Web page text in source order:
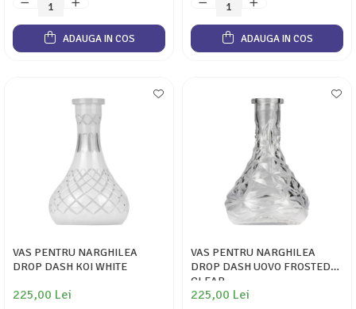
ADAUGA IN COS ADAUGA IN COS
VAS PENTRU NARGHILEA
DROP DASH KOI WHITE
225,00 Lei
VAS PENTRU NARGHILEA
DROP DASH UOVO FROSTED
CLEAR
225,00 Lei